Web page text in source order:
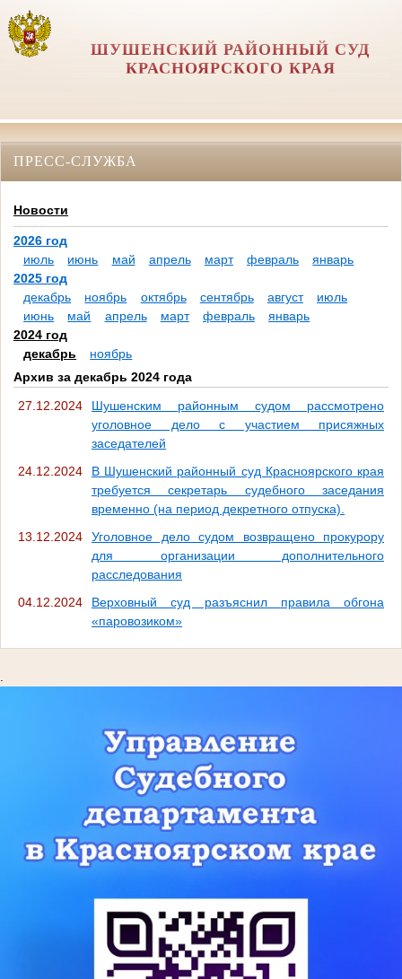
ШУШЕНСКИЙ РАЙОННЫЙ СУД
КРАСНОЯРСКОГО КРАЯ
ПРЕСС-СЛУЖБА
Новости
2026 год
июль
июнь май апрель март февраль
январь
2025 год
декабрь
ноябрь октябрь сентябрь август
июль
июнь
май апрель март февраль
январь
2024 год
декабрь
ноябрь
Архив за декабрь 2024 года
27.12.2024
Шушенским районным судом рассмотрено
уголовное дело с участием присяжных
заседателей
24.12.2024
В Шушенский районный суд Красноярского края
требуется секретарь судебного заседания
временно (на период декретного отпуска).
13.12.2024
Уголовное дело судом возвращено прокурору
для организации дополнительного
расследования
04.12.2024
Верховный суд разъяснил правила обгона
«паровозиком»